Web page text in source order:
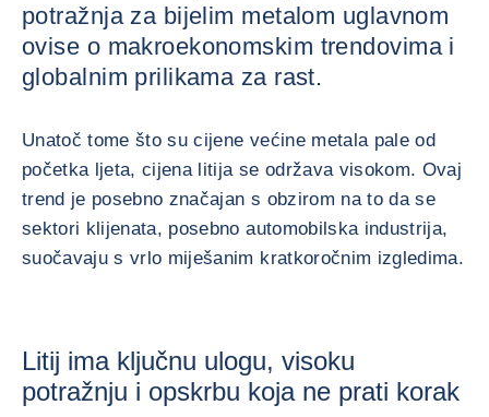
potražnja za bijelim metalom uglavnom
ovise o makroekonomskim trendovima i
globalnim prilikama za rast.
Unatoč tome što su cijene većine metala pale od
početka ljeta, cijena litija se održava visokom. Ovaj
trend je posebno značajan s obzirom na to da se
sektori klijenata, posebno automobilska industrija,
suočavaju s vrlo miješanim kratkoročnim izgledima.
Litij ima ključnu ulogu, visoku
potražnju i opskrbu koja ne prati korak